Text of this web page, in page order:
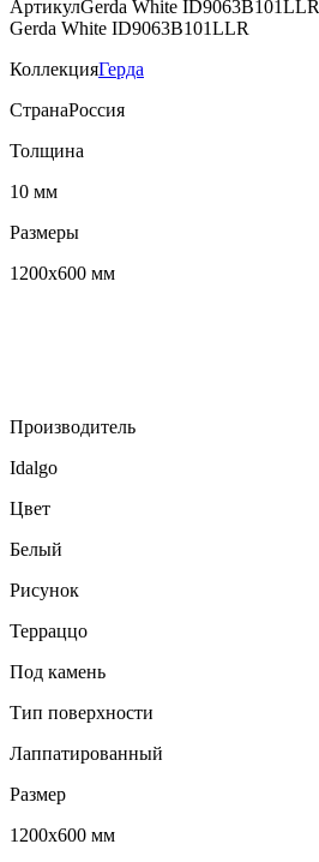
АртикулGerda White ID9063B101LLR
Gerda White ID9063B101LLR
КоллекцияГерда
СтранаРоссия
Толщина
10 мм
Размеры
1200х600 мм
Производитель
Idalgo
Цвет
Белый
Рисунок
Терраццо
Под камень
Тип поверхности
Лаппатированный
Размер
1200х600 мм